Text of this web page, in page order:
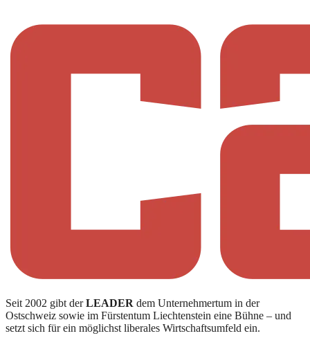
Seit 2002 gibt derLEADER dem Unternehmertum in der
Ostschweiz sowie im Fürstentum Liechtenstein eine Bühne – und
setzt sich für ein möglichst liberales Wirtschaftsumfeld ein.